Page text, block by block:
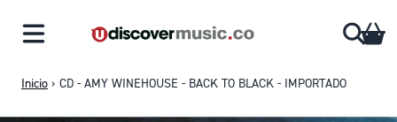
Inicio › CD - AMY WINEHOUSE - BACK TO BLACK - IMPORTADO